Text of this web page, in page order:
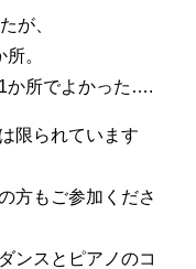
が、
。
か所でよかった….
限られています
方もご参加くださ
ンスとピアノのコ